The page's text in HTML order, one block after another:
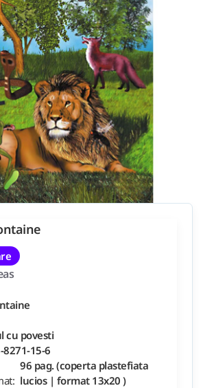
cu povesti
8271-15-6
96 pag. (coperta plastefiata
lucios | format 13x20 )